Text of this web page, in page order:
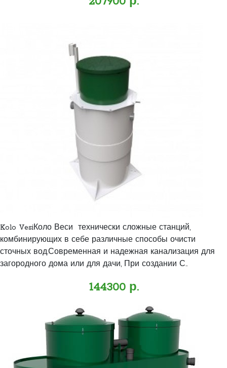
Kolo VesiКоло Веси технически сложные станций,
комбинирующих в себе различные способы очисти
сточных вод.Современная и надежная канализация для
загородного дома или для дачи, При создании С..
144300 р.